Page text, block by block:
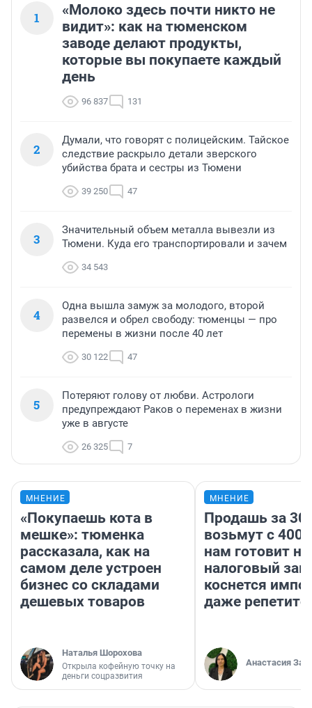
1
«Молоко здесь почти никто не
видит»: как на тюменском
заводе делают продукты,
которые вы покупаете каждый
день
96 837 131
2
Думали, что говорят с полицейским. Тайское
следствие раскрыло детали зверского
убийства брата и сестры из Тюмени
39 250 47
3
Значительный объем металла вывезли из
Тюмени. Куда его транспортировали и зачем
34 543
4
Одна вышла замуж за молодого, второй
развелся и обрел свободу: тюменцы — про
перемены в жизни после 40 лет
30 122 47
5
Потеряют голову от любви. Астрологи
предупреждают Раков о переменах в жизни
уже в августе
26 325 7
МНЕНИЕ
«Покупаешь кота в
мешке»: тюменка
рассказала, как на
самом деле устроен
бизнес со складами
дешевых товаров
Наталья Шорохова
Открыла кофейную точку на
деньги соцразвития
МНЕНИЕ
Продашь за
возьмут с
нам готовит
налоговый
коснется
даже
Анастасия